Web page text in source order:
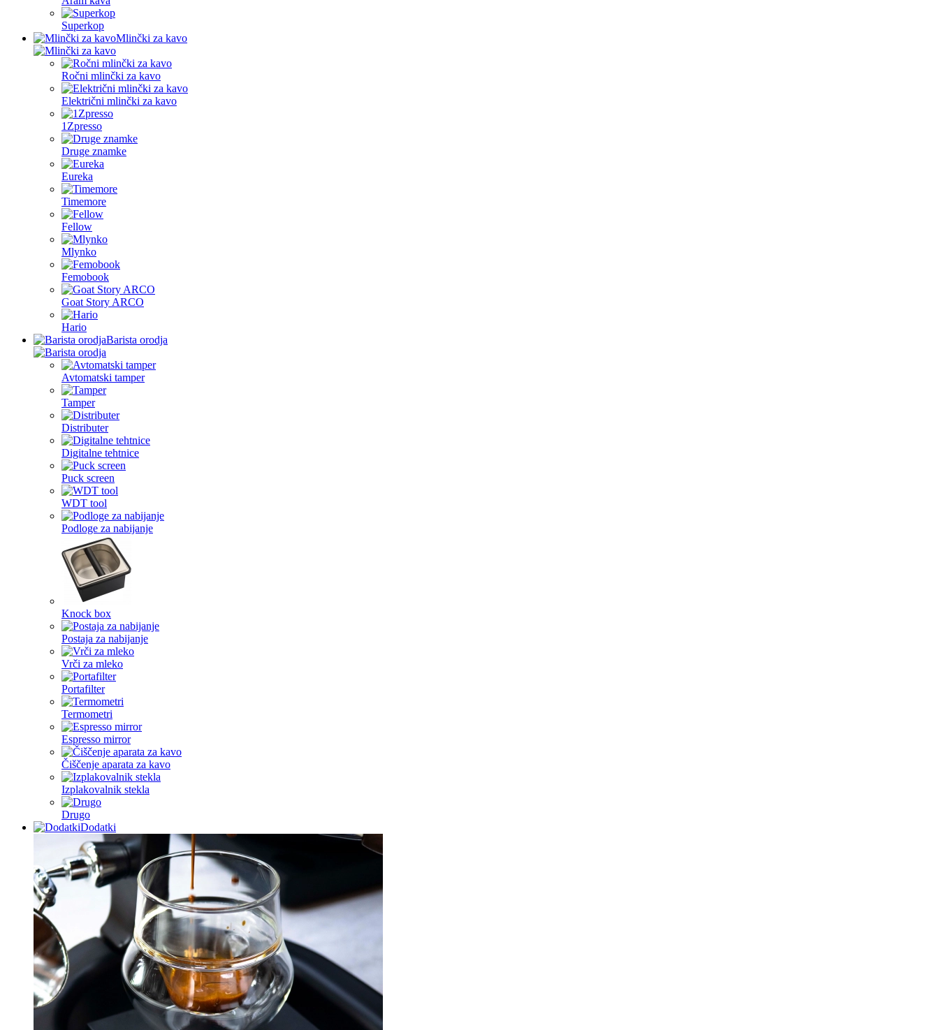
Superkop
Mlinčki za kavo
Ročni mlinčki za kavo
Električni mlinčki za kavo
1Zpresso
Druge znamke
Eureka
Timemore
Fellow
Mlynko
Femobook
Goat Story ARCO
Hario
Barista orodja
Avtomatski tamper
Tamper
Distributer
Digitalne tehtnice
Puck screen
WDT tool
Podloge za nabijanje
Knock box
Postaja za nabijanje
Vrči za mleko
Portafilter
Termometri
Espresso mirror
Čiščenje aparata za kavo
Izplakovalnik stekla
Drugo
Dodatki